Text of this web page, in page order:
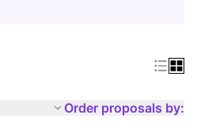
Order proposals by: